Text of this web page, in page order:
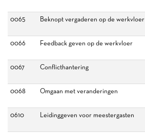
0065
Beknopt vergaderen op de werkvloer
0066
Feedback geven op de werkvloer
0067
Conflicthantering
0068
Omgaan met veranderingen
0610
Leidinggeven voor meestergasten